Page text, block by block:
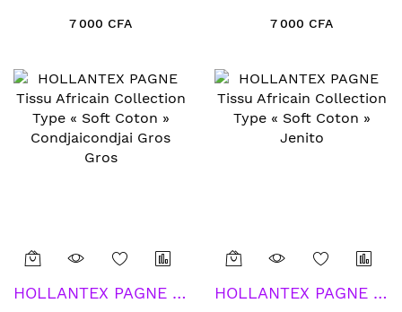
7 000 CFA 7 000 CFA
HOLLANTEX PAGNE Tissu Africain Collection Type « Soft Coton » Condjaicondjai Gros Gros HOLLANTEX PAGNE Tissu Africain Collection Type « Soft Coton » Jenito